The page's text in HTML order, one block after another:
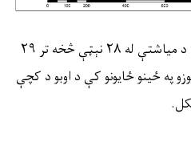
د میاشتې له ۲۸ نېټې څخه تر ۲۹
په ځينو ځایونو کې د اوبو د کچې